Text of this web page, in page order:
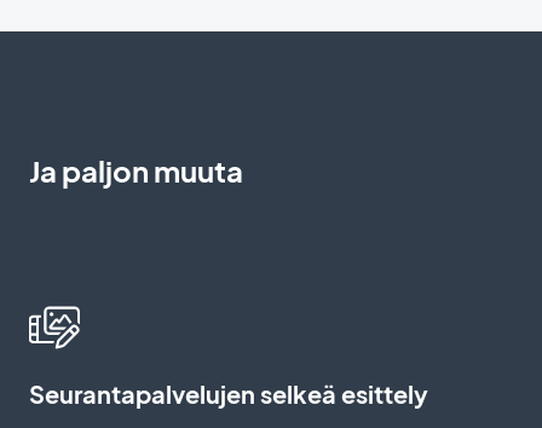
Ja paljon muuta
Seurantapalvelujen selkeä esittely